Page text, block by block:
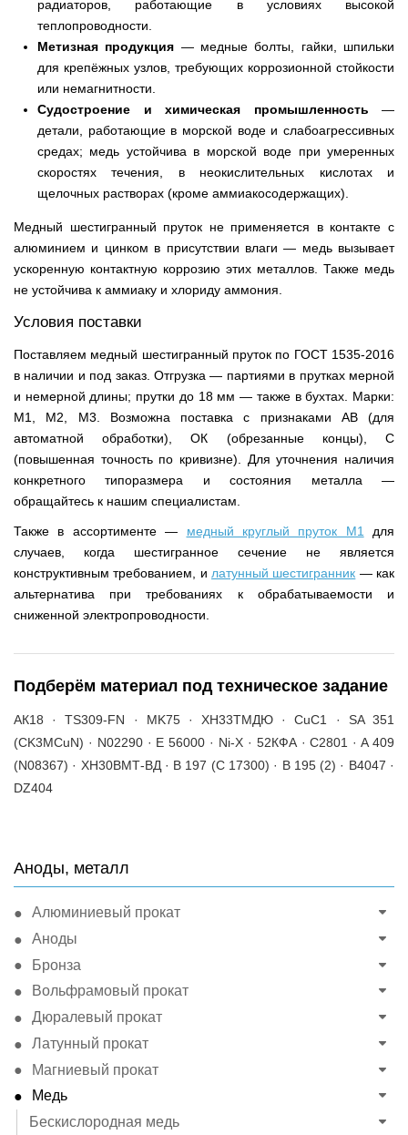
Аноды, металл
Алюминиевый прокат
Аноды
Бронза
Вольфрамовый прокат
Дюралевый прокат
Латунный прокат
Магниевый прокат
Медь
Бескислородная медь
радиаторов, работающие в условиях высокой
теплопроводности.
Метизная продукция — медные болты, гайки, шпильки
для крепёжных узлов, требующих коррозионной стойкости
или немагнитности.
Судостроение и химическая промышленность —
детали, работающие в морской воде и слабоагрессивных
средах; медь устойчива в морской воде при умеренных
скоростях течения, в неокислительных кислотах и
щелочных растворах (кроме аммиакосодержащих).
Медный шестигранный пруток не применяется в контакте с
алюминием и цинком в присутствии влаги — медь вызывает
ускоренную контактную коррозию этих металлов. Также медь
не устойчива к аммиаку и хлориду аммония.
Условия поставки
Поставляем медный шестигранный пруток по ГОСТ 1535-2016
в наличии и под заказ. Отгрузка — партиями в прутках мерной
и немерной длины; прутки до 18 мм — также в бухтах. Марки:
М1, М2, М3. Возможна поставка с признаками АВ (для
автоматной обработки), ОК (обрезанные концы), С
(повышенная точность по кривизне). Для уточнения наличия
конкретного типоразмера и состояния металла —
обращайтесь к нашим специалистам.
Также в ассортименте — медный круглый пруток М1
для
случаев, когда шестигранное сечение не является
конструктивным требованием, и латунный шестигранник — как
альтернатива при требованиях к обрабатываемости и
сниженной электропроводности.
Подберём материал под техническое задание
АК18 · TS309-FN · MK75 · ХН33ТМДЮ · CuC1 · SA 351
(CK3MCuN) · N02290 · E 56000 · Ni-X · 52КФА · C2801 · A 409
(N08367) · ХН30ВМТ-ВД · B 197 (C 17300) · B 195 (2) · B4047 ·
DZ404